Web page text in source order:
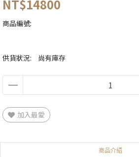
NT$14800
商品編號:
供貨狀況: 尚有庫存
加入最愛
商品介紹